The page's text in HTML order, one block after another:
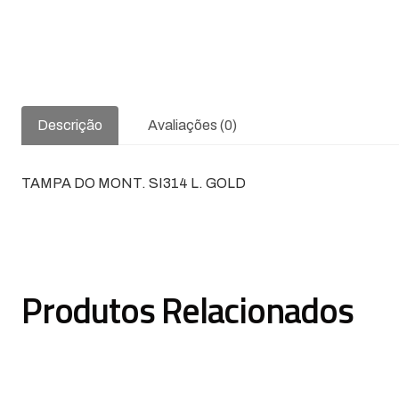
Descrição Avaliações (0)
TAMPA DO MONT. SI314 L. GOLD
Produtos Relacionados